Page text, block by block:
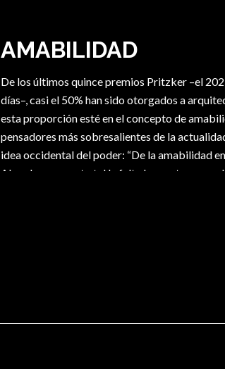
AMABILIDAD
De los últimos quince premios Pritzker –el
días–, casi el 50% han sido otorgados a
esta proporción esté en el concepto de
pensadores más sobresalientes de la
idea occidental del poder: “De la amabilidad
Al poder en cuanto tal le falta la apertura para